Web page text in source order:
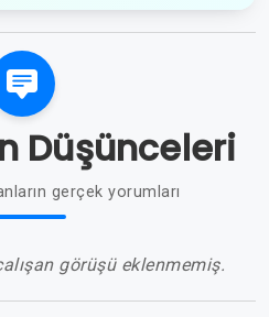
Düşünceleri
gerçek yorumları
görüşü eklenmemiş.